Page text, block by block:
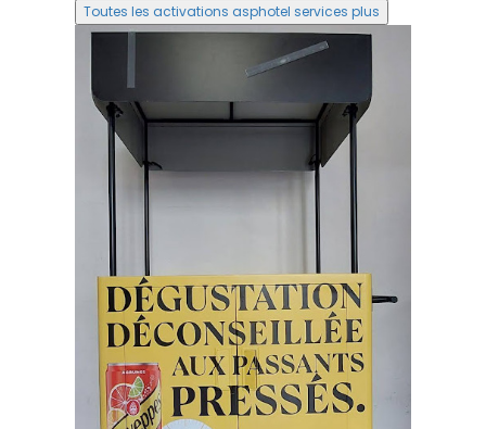
Toutes les activations asphotel services plus